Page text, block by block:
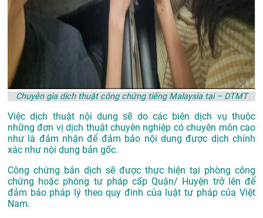
Chuyên gia dịch thuật công chứng tiếng Malaysia tại – DTMT
Việc dịch thuật nội dung sẽ do các biên dịch vụ thuộc
những đơn vị dịch thuật chuyên nghiệp có chuyên môn cao
như là đảm nhận để đảm bảo nội dung được dịch chính
xác như nội dung bản gốc.
Công chứng bản dịch sẽ được thực hiện tại phòng công
chứng hoặc phòng tư pháp cấp Quận/ Huyện trở lên để
đảm bảo pháp lý theo quy đinh của luật tư pháp của Việt
Nam.